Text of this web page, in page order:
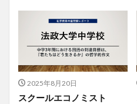
2025年8月20日
スクールエコノミスト